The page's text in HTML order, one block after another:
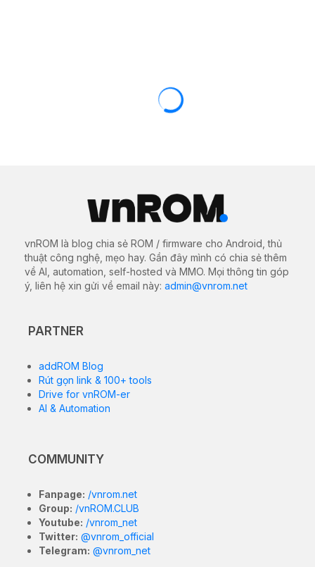
Rom gốc RUU (zip) cứu máy cho HTC
Tại đây bạn có thể tải về bộ file ROM gốc (Stock
máy cho HTC One E8 M8TL. Các file này cực kỳ cần
thiết để khắc phục các sự cố phần mềm, sửa lỗi treo
logo (bootloop), nâng cấp/hạ cấp hệ điều hành hoặc
Màn hình
pixels
Qualcomm Snapdragon 801
Bộ nhớ
(RAM/ROM)
2GB RAM / 16GB ROM
(expandable via microSDXC)
Hệ điều
Android 4.4.2 KitKat, Sense 6 UI